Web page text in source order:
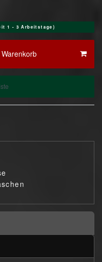
1 - 3 Arbeitstage)